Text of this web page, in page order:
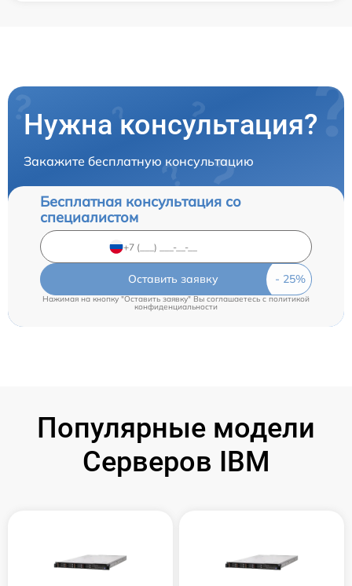
Нужна консультация?
Закажите бесплатную консультацию
Бесплатная консультация со
специалистом
Оставить заявку
Нажимая на кнопку "Оставить заявку" Вы соглашаетесь c политикой
конфиденциальности
Популярные модели
Серверов IBM